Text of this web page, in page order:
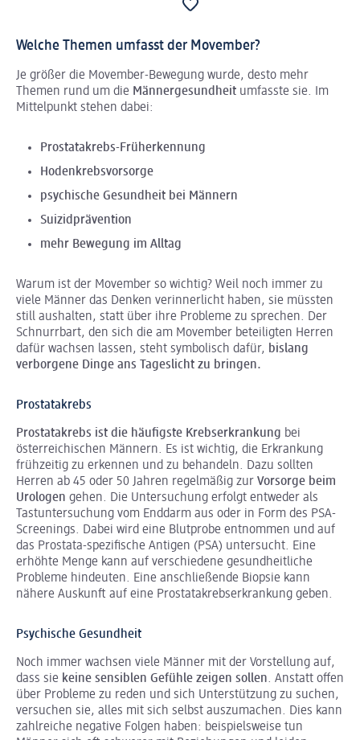
Welche Themen umfasst der Movember?
Je größer die Movember-Bewegung wurde, desto mehr
Themen rund um die Männergesundheit umfasste sie. Im
Mittelpunkt stehen dabei:
Prostatakrebs-Früherkennung
Hodenkrebsvorsorge
psychische Gesundheit bei Männern
Suizidprävention
mehr Bewegung im Alltag
Warum ist der Movember so wichtig? Weil noch immer zu
viele Männer das Denken verinnerlicht haben, sie müssten
still aushalten, statt über ihre Probleme zu sprechen. Der
Schnurrbart, den sich die am Movember beteiligten Herren
dafür wachsen lassen, steht symbolisch dafür, bislang
verborgene Dinge ans Tageslicht zu bringen.
Prostatakrebs
Prostatakrebs ist die häufigste Krebserkrankung bei
österreichischen Männern. Es ist wichtig, die Erkrankung
frühzeitig zu erkennen und zu behandeln. Dazu sollten
Herren ab 45 oder 50 Jahren regelmäßig zur Vorsorge beim
Urologen gehen. Die Untersuchung erfolgt entweder als
Tastuntersuchung vom Enddarm aus oder in Form des PSA-
Screenings. Dabei wird eine Blutprobe entnommen und auf
das Prostata-spezifische Antigen (PSA) untersucht. Eine
erhöhte Menge kann auf verschiedene gesundheitliche
Probleme hindeuten. Eine anschließende Biopsie kann
nähere Auskunft auf eine Prostatakrebserkrankung geben.
Psychische Gesundheit
Noch immer wachsen viele Männer mit der Vorstellung auf,
dass sie keine sensiblen Gefühle zeigen sollen. Anstatt offen
über Probleme zu reden und sich Unterstützung zu suchen,
versuchen sie, alles mit sich selbst auszumachen. Dies kann
zahlreiche negative Folgen haben: beispielsweise tun